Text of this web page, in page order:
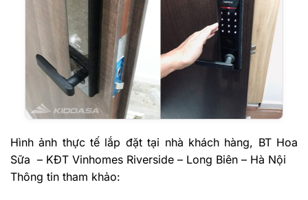
Hình ảnh thực tế lắp đặt tại nhà khách hàng, BT Hoa
Sữa – KĐT Vinhomes Riverside – Long Biên – Hà Nội
Thông tin tham khảo: